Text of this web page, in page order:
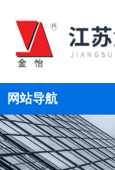
网站导航